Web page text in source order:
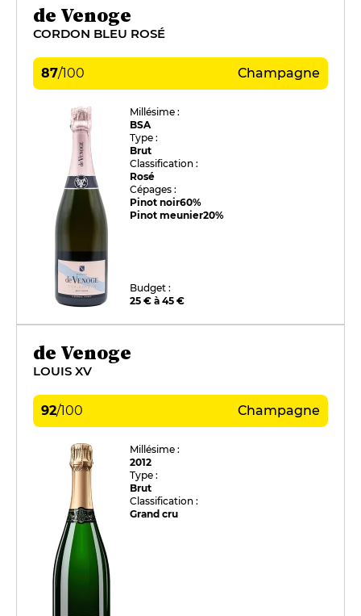
de Venoge
CORDON BLEU ROSÉ
87/100 Champagne
Millésime :
BSA
Type :
Brut
Classification :
Rosé
Cépages :
Pinot noir60%
Pinot meunier20%
Budget :
25 € à 45 €
de Venoge
LOUIS XV
92/100 Champagne
Millésime :
2012
Type :
Brut
Classification :
Grand cru